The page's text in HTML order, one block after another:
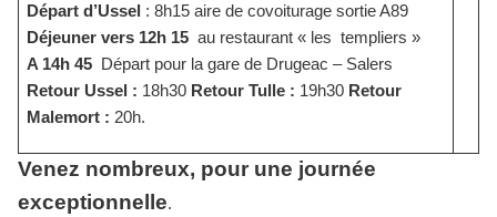
Départ d’Ussel : 8h15 aire de covoiturage sortie A89
Déjeuner vers 12h 15 au restaurant « les templiers »
A 14h 45 Départ pour la gare de Drugeac – Salers
Retour Ussel : 18h30 Retour Tulle : 19h30 Retour
Malemort : 20h.
Venez nombreux, pour une journée
exceptionnelle.